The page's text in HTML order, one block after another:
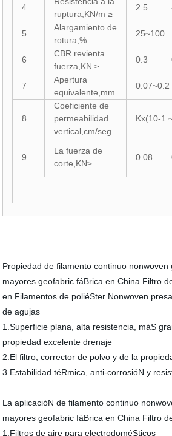
4
ruptura,KN/m ≥
2.5
5
Alargamiento de
rotura,%
25~100
6
CBR revienta
fuerza,KN ≥
0.3
7
Apertura
equivalente,mm
0.07~0.2
8
Coeficiente de
permeabilidad
vertical,cm/seg.
Kx(10-1
9
La fuerza de
corte,KN≥
0.08
Propiedad de filamento continuo nonwoven
mayores geofabric fáBrica en China Filtro
en Filamentos de poliéSter Nonwoven
de agujas
1.Superficie plana, alta resistencia, máS
propiedad excelente drenaje
2.El filtro, corrector de polvo y de la
3.Estabilidad téRmica, anti-corrosióN y
La aplicacióN de filamento continuo
mayores geofabric fáBrica en China Filtro
1.Filtros de aire para electrodoméSticos